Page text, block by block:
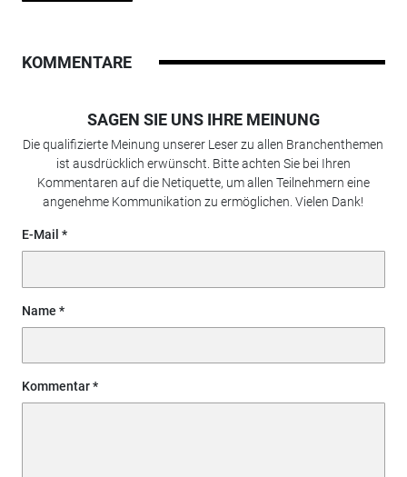
KOMMENTARE
SAGEN SIE UNS IHRE MEINUNG
Die qualifizierte Meinung unserer Leser zu allen Branchenthemen
ist ausdrücklich erwünscht. Bitte achten Sie bei Ihren
Kommentaren auf die Netiquette, um allen Teilnehmern eine
angenehme Kommunikation zu ermöglichen. Vielen Dank!
E-Mail
Name
Kommentar